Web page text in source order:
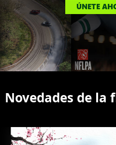
ÚNETE
Novedades de la